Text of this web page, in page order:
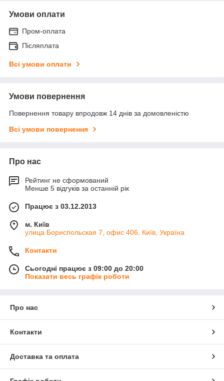
Умови оплати
Пром-оплата
Післяплата
Всі умови оплати
Умови повернення
Повернення товару впродовж 14 днів за домовленістю
Всі умови повернення
Про нас
Рейтинг не сформований
Менше 5 відгуків за останній рік
Працює з 03.12.2013
м. Київ
улица Бориспольская 7, офис 406, Київ, Україна
Контакти
Сьогодні працює з 09:00 до 20:00
Показати весь графік роботи
Про нас
Контакти
Доставка та оплата